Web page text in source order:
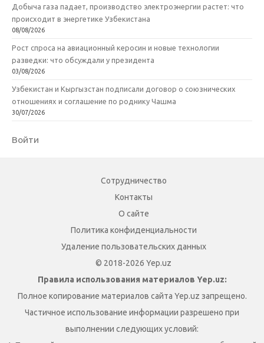
Добыча газа падает, производство электроэнергии растет: что
происходит в энергетике Узбекистана
08/08/2026
Рост спроса на авиационный керосин и новые технологии
разведки: что обсуждали у президента
03/08/2026
Узбекистан и Кыргызстан подписали договор о союзнических
отношениях и соглашение по роднику Чашма
30/07/2026
Войти
Сотрудничество
Контакты
О сайте
Политика конфиденциальности
Удаление пользовательских данных
© 2018-2026 Yep.uz
Правила использования материалов Yep.uz:
Полное копирование материалов сайта Yep.uz запрещено.
Частичное использование информации разрешено при
выполнении следующих условий: